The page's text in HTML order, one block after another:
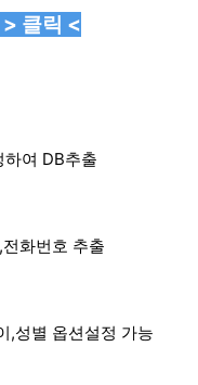
클릭 <
여 DB추출
화번호 추출
,성별 옵션설정 가능